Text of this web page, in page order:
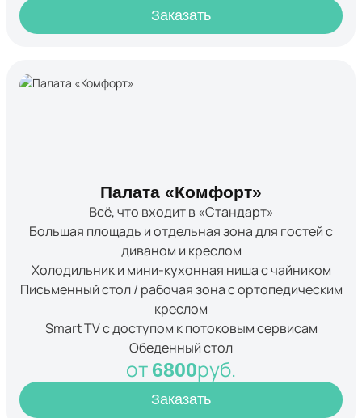
Заказать
Палата «Комфорт»
Всё, что входит в «Стандарт»
Большая площадь и отдельная зона для гостей с
диваном и креслом
Холодильник и мини-кухонная ниша с чайником
Письменный стол / рабочая зона с ортопедическим
креслом
Smart TV с доступом к потоковым сервисам
Обеденный стол
от 6800руб.
Заказать